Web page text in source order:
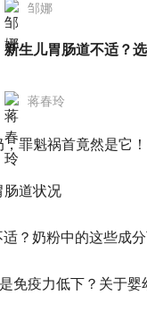
邹娜
新生儿胃肠道不适？
蒋春玲
罪魁祸首竟然是它！
肠道状况